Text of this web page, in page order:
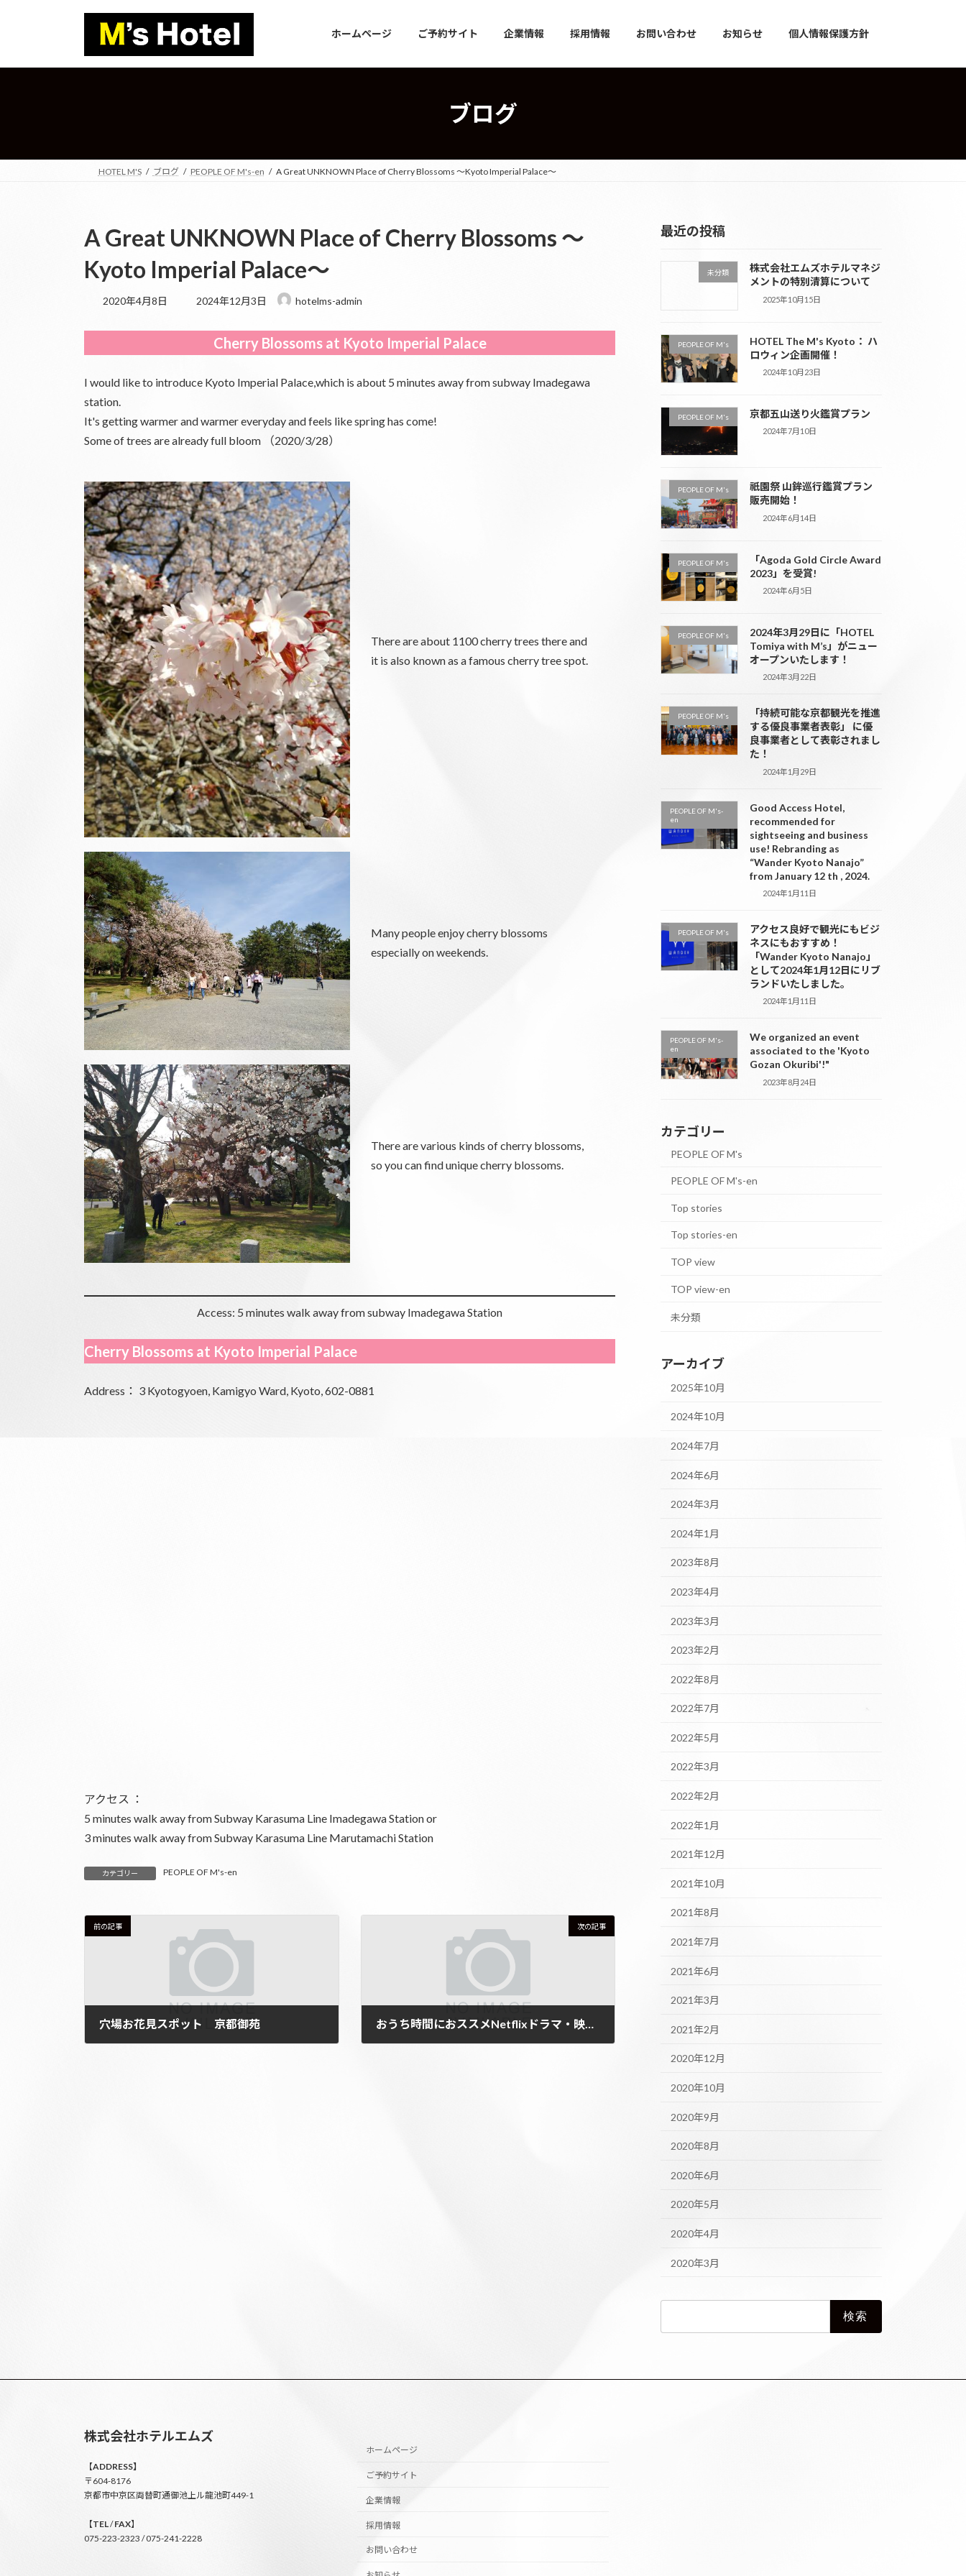
プ
動
ホームページ ご予約サイト 企業情報 採用情報 お問い合わせ お知らせ 個人情報保護方針
ブログ
HOTEL M'S ブログ PEOPLE OF M's-en A Great UNKNOWN Place of Cherry Blossoms ～Kyoto Imperial Palace～
A Great UNKNOWN Place of Cherry Blossoms ～
Kyoto Imperial Palace～
2020年4月8日
最
日
:
2024年12月3日 hotelms-admin
Cherry Blossoms at Kyoto Imperial Palace
I would like to introduce Kyoto Imperial Palace,which is about 5 minutes away from subway Imadegawa
station.
It's getting warmer and warmer everyday and feels like spring has come!
Some of trees are already full bloom （2020/3/28）
There are about 1100 cherry trees there and
it is also known as a famous cherry tree spot.
Many people enjoy cherry blossoms
especially on weekends.
There are various kinds of cherry blossoms,
so you can find unique cherry blossoms.
Access: 5 minutes walk away from subway Imadegawa Station
Cherry Blossoms at Kyoto Imperial Palace
Address： 3 Kyotogyoen, Kamigyo Ward, Kyoto, 602-0881
アクセス ：
5 minutes walk away from Subway Karasuma Line Imadegawa Station or
3 minutes walk away from Subway Karasuma Line Marutamachi Station
カテゴリー PEOPLE OF M's-en
前の記事
穴場お花見スポット 京都御苑
次の記事
おうち時間におススメNetflixドラマ・映画５選
最近の投稿
未分類
株式会社エムズホテルマネジ
メントの特別清算について
2025年10月15日
PEOPLE OF M's
HOTEL The M's Kyoto： ハ
ロウィン企画開催！
2024年10月23日
PEOPLE OF M's 京都五山送り火鑑賞プラン
2024年7月10日
PEOPLE OF M's
祇園祭 山鉾巡行鑑賞プラン
販売開始！
2024年6月14日
PEOPLE OF M's
「Agoda Gold Circle Award
2023」を受賞!
2024年6月5日
PEOPLE OF M's
2024年3月29日に「HOTEL
Tomiya with M’s」がニュー
オープンいたします！
2024年3月22日
PEOPLE OF M's
「持続可能な京都観光を推進
する優良事業者表彰」 に優
良事業者として表彰されまし
た！
2024年1月29日
PEOPLE OF M's-
en
Good Access Hotel,
recommended for
sightseeing and business
use! Rebranding as
“Wander Kyoto Nanajo”
from January 12 th , 2024.
2024年1月11日
PEOPLE OF M's
アクセス良好で観光にもビジ
ネスにもおすすめ！
「Wander Kyoto Nanajo」
として2024年1月12日にリブ
ランドいたしました。
2024年1月11日
PEOPLE OF M's-
en
We organized an event
associated to the 'Kyoto
Gozan Okuribi'!"
2023年8月24日
カテゴリー
PEOPLE OF M's
PEOPLE OF M's-en
Top stories
Top stories-en
TOP view
TOP view-en
未分類
アーカイブ
2025年10月
2024年10月
2024年7月
2024年6月
2024年3月
2024年1月
2023年8月
2023年4月
2023年3月
2023年2月
2022年8月
2022年7月
2022年5月
2022年3月
2022年2月
2022年1月
2021年12月
2021年10月
2021年8月
2021年7月
2021年6月
2021年3月
2021年2月
2020年12月
2020年10月
2020年9月
2020年8月
2020年6月
2020年5月
2020年4月
2020年3月
株式会社ホテルエムズ
【ADDRESS】
〒604-8176
京都市中京区両替町通御池上ル龍池町449-1
【TEL/FAX】
075-223-2323 / 075-241-2228
ホームページ
ご予約サイト
企業情報
採用情報
お問い合わせ